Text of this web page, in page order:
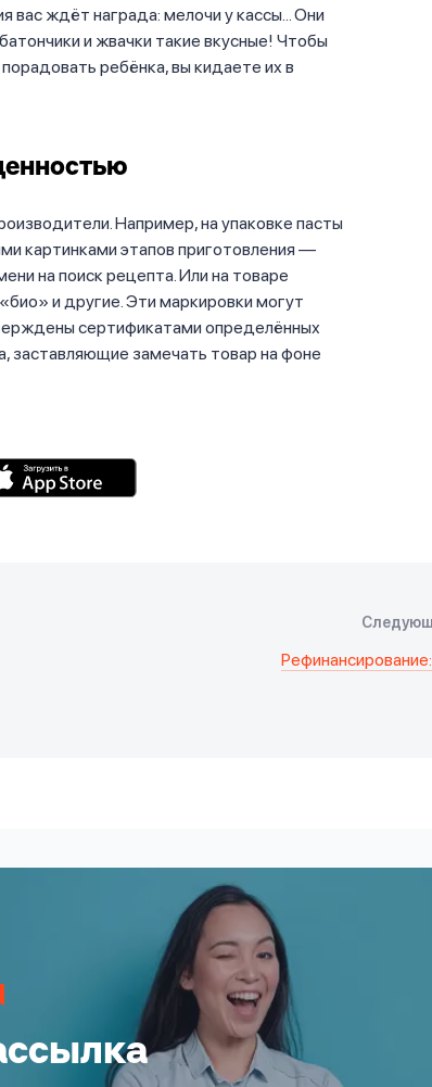
ждёт награда: мелочи у кассы... Они
и жвачки такие вкусные! Чтобы
ребёнка, вы кидаете их в
Например, на упаковке пасты
картинками этапов приготовления —
на поиск рецепта. Или на товаре
и другие. Эти маркировки могут
сертификатами определённых
заставляющие замечать товар на фоне